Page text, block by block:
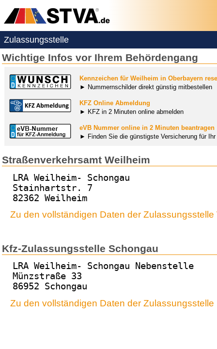
Zulassungsstelle
Wichtige Infos vor Ihrem Behördengang
Kennzeichen für Weilheim in Oberbayern
► Nummernschilder direkt günstig mitbestellen
KFZ Online Abmeldung
► KFZ in 2 Minuten online abmelden
eVB Nummer online in 2 Minuten beantragen
► Finden Sie die günstigste Versicherung für
Straßenverkehrsamt Weilheim
LRA Weilheim- Schongau
Stainhartstr. 7
82362 Weilheim
Zu den vollständigen Daten der Zulassungsstelle
Kfz-Zulassungsstelle Schongau
LRA Weilheim- Schongau Nebenstelle
Münzstraße 33
86952 Schongau
Zu den vollständigen Daten der